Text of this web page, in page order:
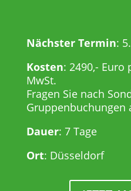
Nächster Termin:
Kosten: 2490,- Euro
MwSt.
Fragen Sie nach
Gruppenbuchungen
Dauer: 7 Tage
Ort: Düsseldorf